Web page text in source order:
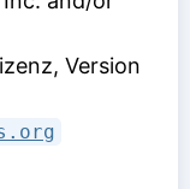
Version